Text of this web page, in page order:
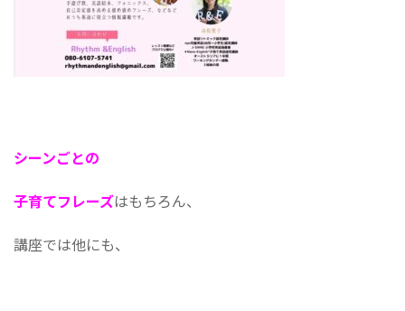
シーンごとの
子育てフレーズはもちろん、
講座では他にも、